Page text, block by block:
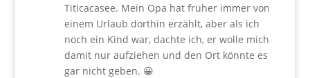
Titicacasee. Mein Opa hat früher immer von
einem Urlaub dorthin erzählt, aber als ich
noch ein Kind war, dachte ich, er wolle mich
damit nur aufziehen und den Ort könnte es
gar nicht geben. 😀